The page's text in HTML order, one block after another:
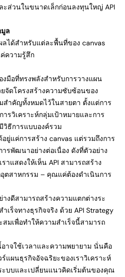
ะส่วนในขนาดเล็กก่อนลงทุนใหญ่ API
ล
ได้สำหรับแต่ละพื้นที่ของ canvas
ความรู้สึก
งมือที่ทรงพลังสำหรับการวางแผน
จัดโครงสร้างความซับซ้อนของ
สำคัญทั้งหมดไว้ในสายตา ตั้งแต่การ
รวิเคราะห์กลุ่มเป้าหมายและการ
วิธีการแบบองค์รวม
ยู่แค่การสร้าง canvas แต่รวมถึงการ
รพัฒนาอย่างต่อเนื่อง ดังที่ตัวอย่าง
าแสดงให้เห็น API สามารถสร้าง
ตสาหกรรม – คุณแค่ต้องดำเนินการ
งดีสามารถสร้างความแตกต่างระ
เร็จทางธุรกิจจริง ด้วย API Strategy
มเพื่อทำให้ความสำเร็จนี้สามารถ
าจใช้เวลาและความพยายาม นั่นคือ
แผนธุรกิจอัจฉริยะของเราวิเคราะห์
บบและเปลี่ยนแนวคิดเริ่มต้นของคุณ